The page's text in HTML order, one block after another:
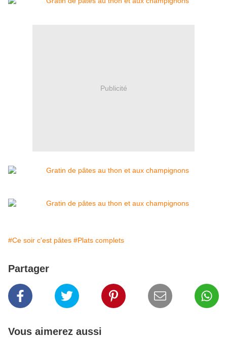
Publicité
#Ce soir c'est pâtes #Plats complets
Partager
Vous aimerez aussi